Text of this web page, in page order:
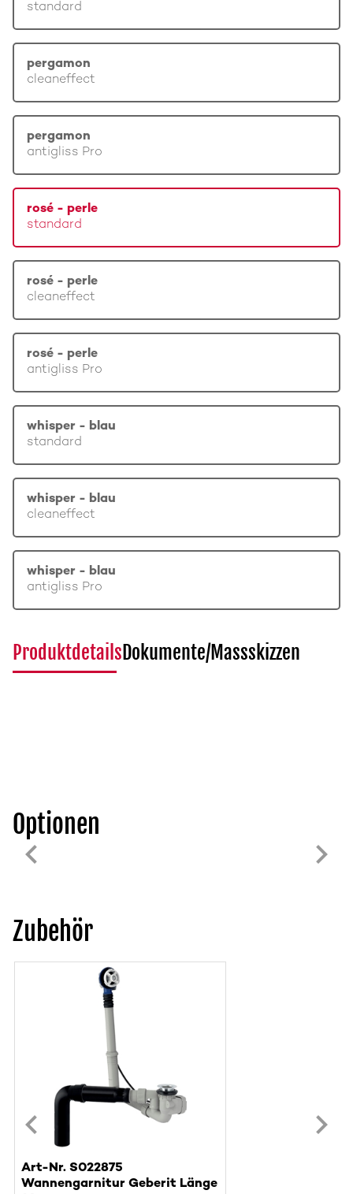
standard
pergamon
cleaneffect
pergamon
antigliss Pro
rosé - perle
standard
rosé - perle
cleaneffect
rosé - perle
antigliss Pro
whisper - blau
standard
whisper - blau
cleaneffect
whisper - blau
antigliss Pro
ProduktdetailsDokumente/Massskizzen
Optionen
Zubehör
Art-Nr. S022875
Wannengarnitur Geberit Länge